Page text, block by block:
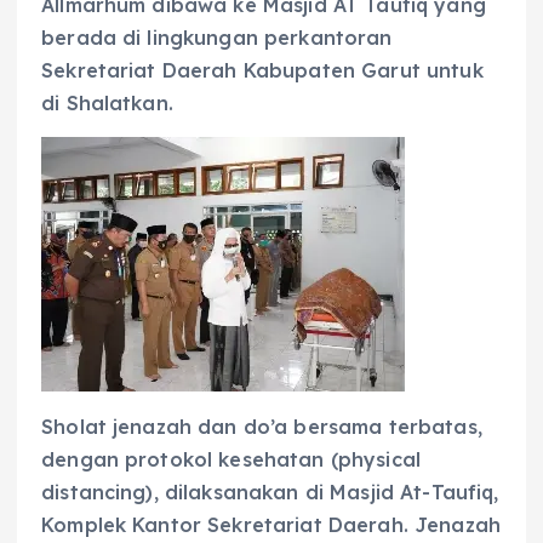
Allmarhum dibawa ke Masjid AT Taufiq yang
berada di lingkungan perkantoran
Sekretariat Daerah Kabupaten Garut untuk
di Shalatkan.
Sholat jenazah dan do’a bersama terbatas,
dengan protokol kesehatan (physical
distancing), dilaksanakan di Masjid At-Taufiq,
Komplek Kantor Sekretariat Daerah. Jenazah